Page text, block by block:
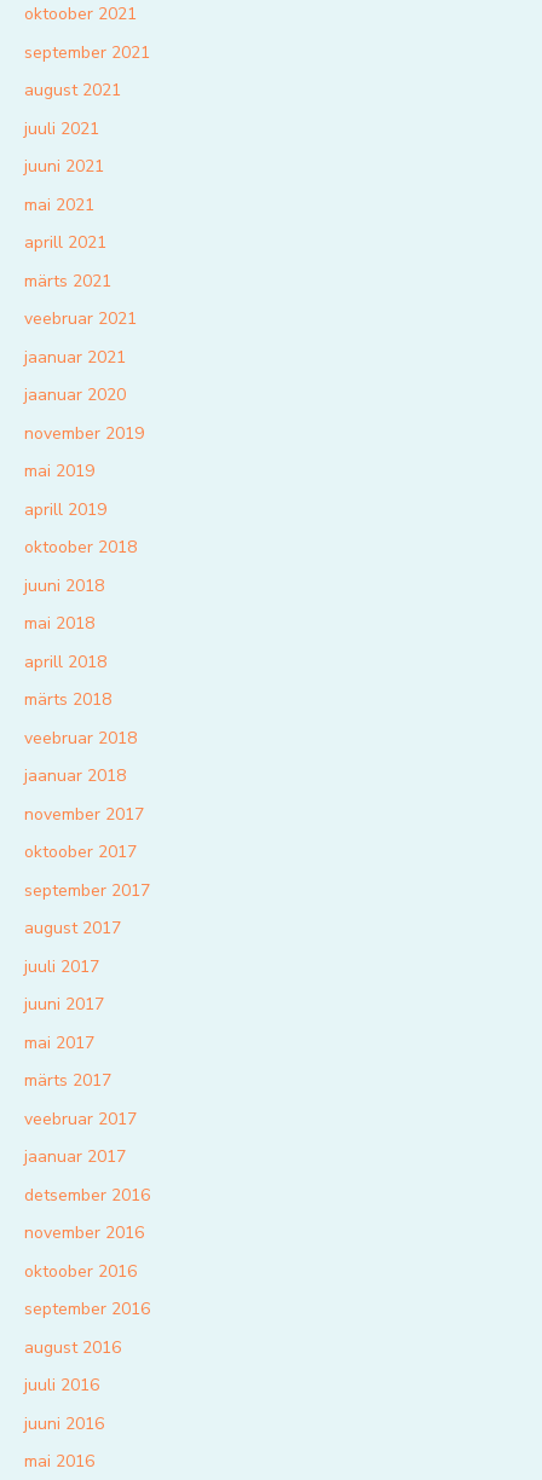
oktoober 2021
september 2021
august 2021
juuli 2021
juuni 2021
mai 2021
aprill 2021
märts 2021
veebruar 2021
jaanuar 2021
jaanuar 2020
november 2019
mai 2019
aprill 2019
oktoober 2018
juuni 2018
mai 2018
aprill 2018
märts 2018
veebruar 2018
jaanuar 2018
november 2017
oktoober 2017
september 2017
august 2017
juuli 2017
juuni 2017
mai 2017
märts 2017
veebruar 2017
jaanuar 2017
detsember 2016
november 2016
oktoober 2016
september 2016
august 2016
juuli 2016
juuni 2016
mai 2016